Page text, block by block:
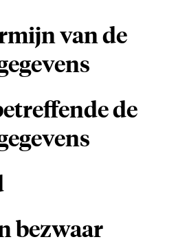
van de
de
bezwaar